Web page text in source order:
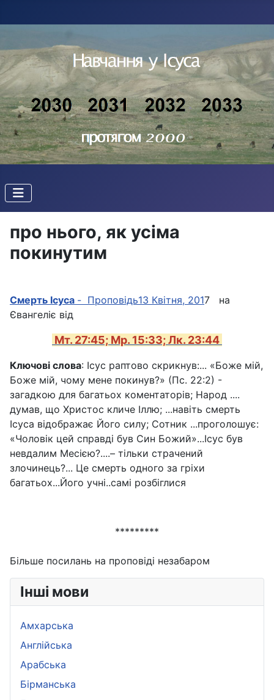
про нього, як усіма
покинутим
Смерть Ісуса - Проповідь13 Квітня, 2017
на
Євангеліє від
Мт. 27:45; Мр. 15:33; Лк. 23:44
Ключові слова: Ісус раптово скрикнув:... «Боже мій,
Боже мій, чому мене покинув?» (Пс. 22:2) -
загадкою для багатьох коментаторів; Народ ....
думав, що Христос кличе Іллю; ...навіть смерть
Ісуса відображає Його силу; Сотник ...проголошує:
«Чоловік цей справді був Син Божий»...Ісус був
невдалим Месією?....– тільки страчений
злочинець?... Це смерть одного за гріхи
багатьох...Його учні..самі розбіглися
*********
Більше посилань на проповіді незабаром
Інші мови
Амхарська
Aнглійська
Арабська
Бірманська